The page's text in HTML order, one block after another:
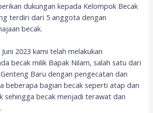
dukungan kepada Kelompok Becak
terdiri dari 5 anggota dengan
becak.
2023 kami telah melakukan
becak milik Bapak Nilam, salah satu dari
Baru dengan pengecatan dan
beberapa bagian becak seperti atap dan
sehingga becak menjadi terawat dan